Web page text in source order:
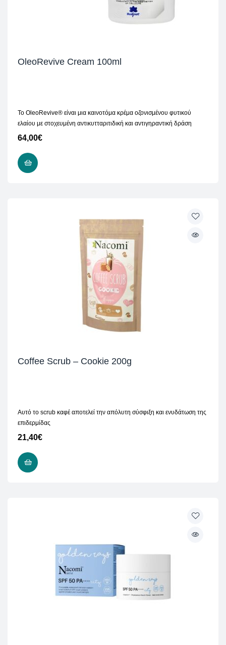
OleoRevive Cream 100ml
Το OleoRevive® είναι μια καινοτόμα κρέμα οζονισμένου φυτικού
ελαίου με στοχευμένη αντικυτταριτιδική και αντιγηραντική δράση
64,00€
Coffee Scrub – Cookie 200g
Αυτό το scrub καφέ αποτελεί την απόλυτη σύσφιξη και ενυδάτωση της
επιδερμίδας
21,40€